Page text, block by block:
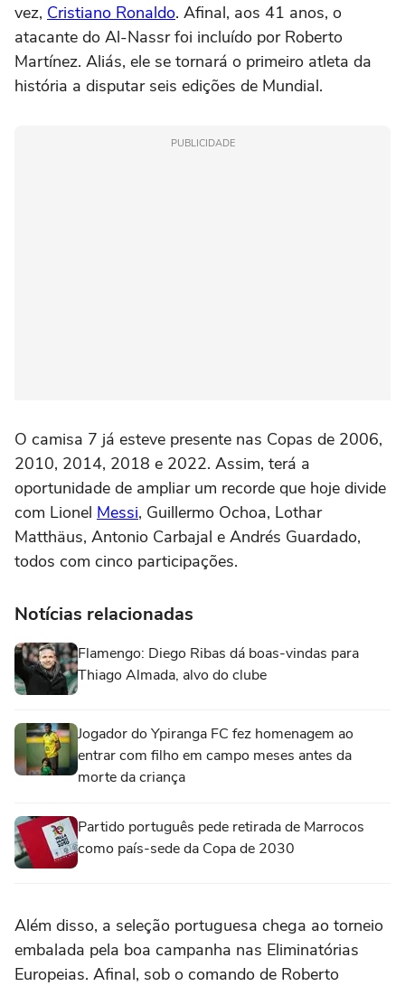
vez, Cristiano Ronaldo. Afinal, aos 41 anos, o
atacante do Al-Nassr foi incluído por Roberto
Martínez. Aliás, ele se tornará o primeiro atleta da
história a disputar seis edições de Mundial.
PUBLICIDADE
O camisa 7 já esteve presente nas Copas de 2006,
2010, 2014, 2018 e 2022. Assim, terá a
oportunidade de ampliar um recorde que hoje divide
com Lionel Messi, Guillermo Ochoa, Lothar
Matthäus, Antonio Carbajal e Andrés Guardado,
todos com cinco participações.
Notícias relacionadas
Flamengo: Diego Ribas dá boas-vindas para
Thiago Almada, alvo do clube
Jogador do Ypiranga FC fez homenagem ao
entrar com filho em campo meses antes da
morte da criança
Partido português pede retirada de Marrocos
como país-sede da Copa de 2030
Além disso, a seleção portuguesa chega ao torneio
embalada pela boa campanha nas Eliminatórias
Europeias. Afinal, sob o comando de Roberto